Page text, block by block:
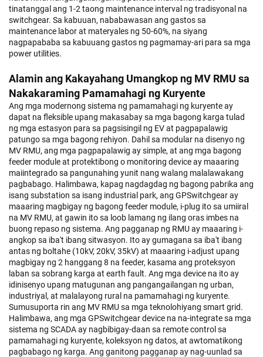
tinatanggal ang 1-2 taong maintenance interval ng tradisyonal na
switchgear. Sa kabuuan, nababawasan ang gastos sa
maintenance labor at materyales ng 50-60%, na siyang
nagpapababa sa kabuuang gastos ng pagmamay-ari para sa mga
power utilities.
Alamin ang Kakayahang Umangkop ng MV RMU sa
Nakakaraming Pamamahagi ng Kuryente
Ang mga modernong sistema ng pamamahagi ng kuryente ay
dapat na fleksible upang makasabay sa mga bagong karga tulad
ng mga estasyon para sa pagsisingil ng EV at pagpapalawig
patungo sa mga bagong rehiyon. Dahil sa modular na disenyo ng
MV RMU, ang mga pagpapalawig ay simple, at ang mga bagong
feeder module at protektibong o monitoring device ay maaaring
maiintegrado sa pangunahing yunit nang walang malalawakang
pagbabago. Halimbawa, kapag nagdagdag ng bagong pabrika ang
isang substation sa isang industrial park, ang GPSwitchgear ay
maaaring magbigay ng bagong feeder module, i-plug ito sa umiiral
na MV RMU, at gawin ito sa loob lamang ng ilang oras imbes na
buong repaso ng sistema. Ang pagganap ng RMU ay maaaring i-
angkop sa iba't ibang sitwasyon. Ito ay gumagana sa iba't ibang
antas ng boltahe (10kV, 20kV, 35kV) at maaaring i-adjust upang
magbigay ng 2 hanggang 8 na feeder, kasama ang proteksyon
laban sa sobrang karga at earth fault. Ang mga device na ito ay
idinisenyo upang matugunan ang pangangailangan ng urban,
industriyal, at malalayong rural na pamamahagi ng kuryente.
Sumusuporta rin ang MV RMU sa mga teknolohiyang smart grid.
Halimbawa, ang mga GPSwitchgear device na na-integrate sa mga
sistema ng SCADA ay nagbibigay-daan sa remote control sa
pamamahagi ng kuryente, koleksyon ng datos, at awtomatikong
pagbabago ng karga. Ang ganitong pagganap ay nag-uunlad sa